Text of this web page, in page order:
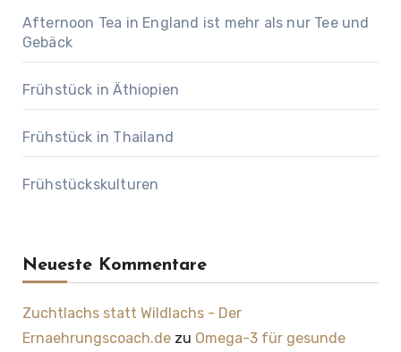
Afternoon Tea in England ist mehr als nur Tee und
Gebäck
Frühstück in Äthiopien
Frühstück in Thailand
Frühstückskulturen
Neueste Kommentare
Zuchtlachs statt Wildlachs - Der
Ernaehrungscoach.dezu Omega-3 für gesunde